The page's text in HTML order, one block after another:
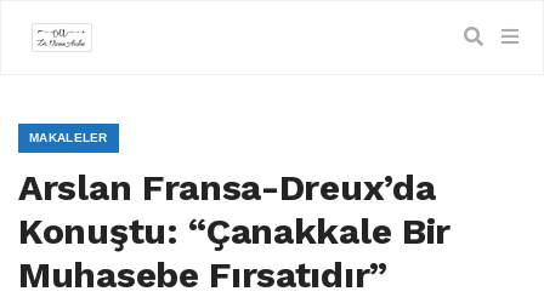
MAKALELER
Arslan Fransa-Dreux’da
Konuştu: “Çanakkale Bir
Muhasebe Fırsatıdır”